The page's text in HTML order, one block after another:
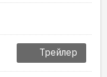
Трейлер